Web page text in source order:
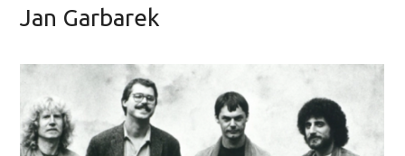
Jan Garbarek